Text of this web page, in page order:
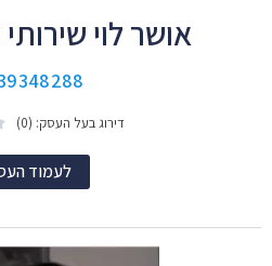
אושר לוי
דירוג בעל העסק: (0)
לעמוד